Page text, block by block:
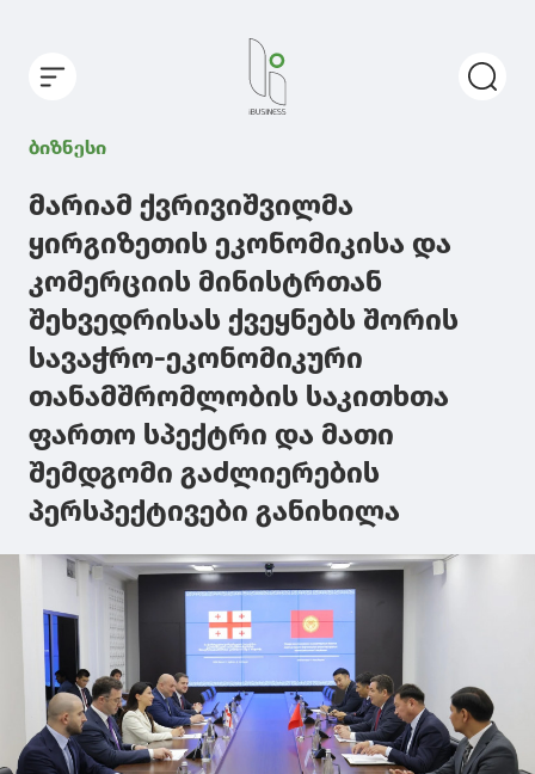
ბიზნესი
მარიამ ქვრივიშვილმა
ყირგიზეთის ეკონომიკისა და
კომერციის მინისტრთან
შეხვედრისას ქვეყნებს შორის
სავაჭრო-ეკონომიკური
თანამშრომლობის საკითხთა
ფართო სპექტრი და მათი
შემდგომი გაძლიერების
პერსპექტივები განიხილა